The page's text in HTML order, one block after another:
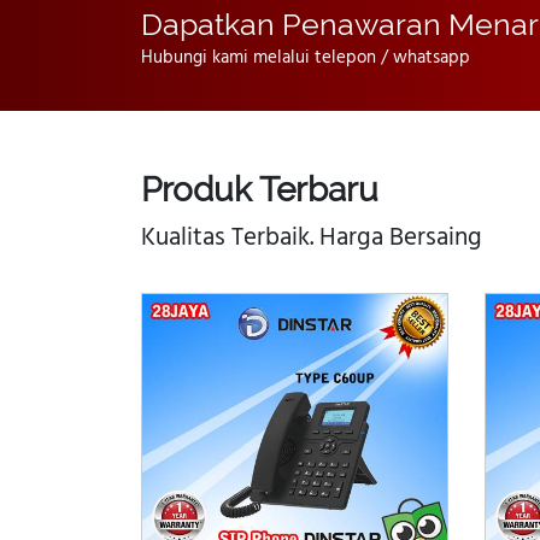
Dapatkan Penawaran
Hubungi kami melalui telepon / whatsapp
Produk Terbaru
Kualitas Terbaik. Harga Bersaing